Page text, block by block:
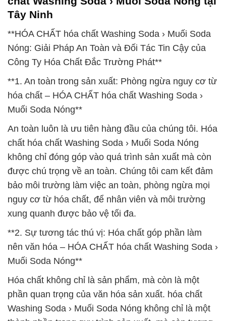
Tây Ninh
**HÓA CHẤT hóa chất Washing Soda › Muối Soda
Nóng: Giải Pháp An Toàn và Đối Tác Tin Cậy của
Công Ty Hóa Chất Đắc Trường Phát**
**1. An toàn trong sản xuất: Phòng ngừa nguy cơ từ
hóa chất – HÓA CHẤT hóa chất Washing Soda ›
Muối Soda Nóng**
An toàn luôn là ưu tiên hàng đầu của chúng tôi. Hóa
chất hóa chất Washing Soda › Muối Soda Nóng
không chỉ đóng góp vào quá trình sản xuất mà còn
được chú trọng về an toàn. Chúng tôi cam kết đảm
bảo môi trường làm việc an toàn, phòng ngừa mọi
nguy cơ từ hóa chất, để nhân viên và môi trường
xung quanh được bảo vệ tối đa.
**2. Sự tương tác thú vị: Hóa chất góp phần làm
nên văn hóa – HÓA CHẤT hóa chất Washing Soda ›
Muối Soda Nóng**
Hóa chất không chỉ là sản phẩm, mà còn là một
phần quan trọng của văn hóa sản xuất. hóa chất
Washing Soda › Muối Soda Nóng không chỉ là một